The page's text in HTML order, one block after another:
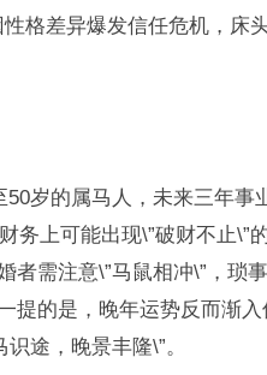
格差异爆发信任危机，床
岁的属马人，未来三年事
务上可能出现\”破财不止\”
需注意\”马鼠相冲\”，琐
提的是，晚年运势反而渐
途，晚景丰隆\”。